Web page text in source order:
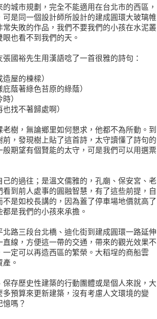
城市規劃，完全不能適用在台北市的西區，
是同一個設計師所設計的建成圓環大玻璃帷
失敗的作品，我們不要我們的小孩在水泥叢
也看不到我們的天。
國裕先生用漢語唸了一首很雅的詩句：
屋的棟樑）
蔭著綠色苔原的綠蔭）
）
找不著歸處啊）
樹，無論鄉里如何懇求，他都不為所動。到
，發現樹上貼了這首詩，太守讀懂了詩句的
期望有個賢能的太守，可是我們可以用選票
的過往；是溫文儒雅的，孔廟、保安宮、老
到前人處事的圓融智慧，有了這些前提，自
是如校長講的，因為蓋了停車場地價就高了
是我們的小孩來承擔。
路三段台北橋、迪化街到建成圓環一路延伸
線，方便這一帶的交通，帶來的觀光效果不
定可以再造西區的繁榮。大稻埕的商船雲
。
存歷史性建築的行動團體或是個人來說，大
預算來更新建築，沒有考慮人文環境的變
嗎？